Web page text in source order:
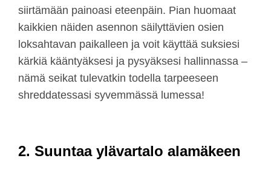
siirtämään painoasi eteenpäin. Pian huomaat
kaikkien näiden asennon säilyttävien osien
loksahtavan paikalleen ja voit käyttää suksiesi
kärkiä kääntyäksesi ja pysyäksesi hallinnassa –
nämä seikat tulevatkin todella tarpeeseen
shreddatessasi syvemmässä lumessa!
2. Suuntaa ylävartalo alamäkeen